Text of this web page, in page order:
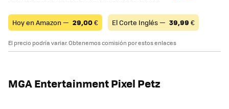
Hoy en Amazon — 29,00€ El Corte Inglés — 39,99 €
El precio podría variar. Obtenemos comisión por estos enlaces
MGA Entertainment Pixel Petz